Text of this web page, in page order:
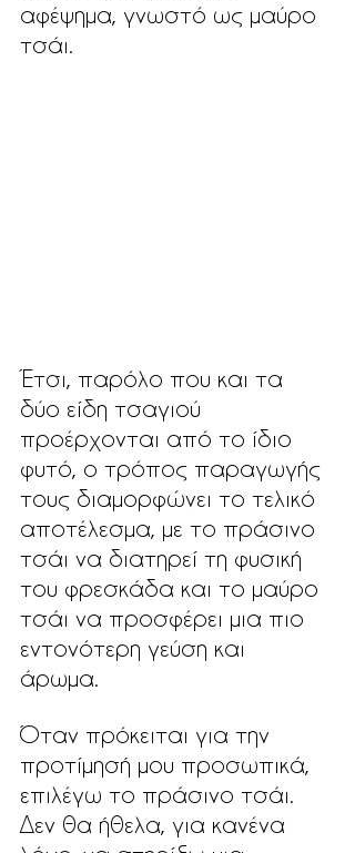
αφέψημα, γνωστό ως μαύρο
τσάι.
Έτσι, παρόλο που και τα
δύο είδη τσαγιού
προέρχονται από το ίδιο
φυτό, ο τρόπος παραγωγής
τους διαμορφώνει το τελικό
αποτέλεσμα, με το πράσινο
τσάι να διατηρεί τη φυσική
του φρεσκάδα και το μαύρο
τσάι να προσφέρει μια πιο
εντονότερη γεύση και
άρωμα.
Όταν πρόκειται για την
προτίμησή μου προσωπικά,
επιλέγω το πράσινο τσάι.
Δεν θα ήθελα, για κανένα